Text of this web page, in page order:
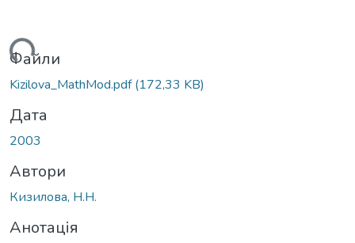
Файли
Kizilova_MathMod.pdf(172,33 KB)
Дата
2003
Автори
Кизилова, Н.Н.
Анотація